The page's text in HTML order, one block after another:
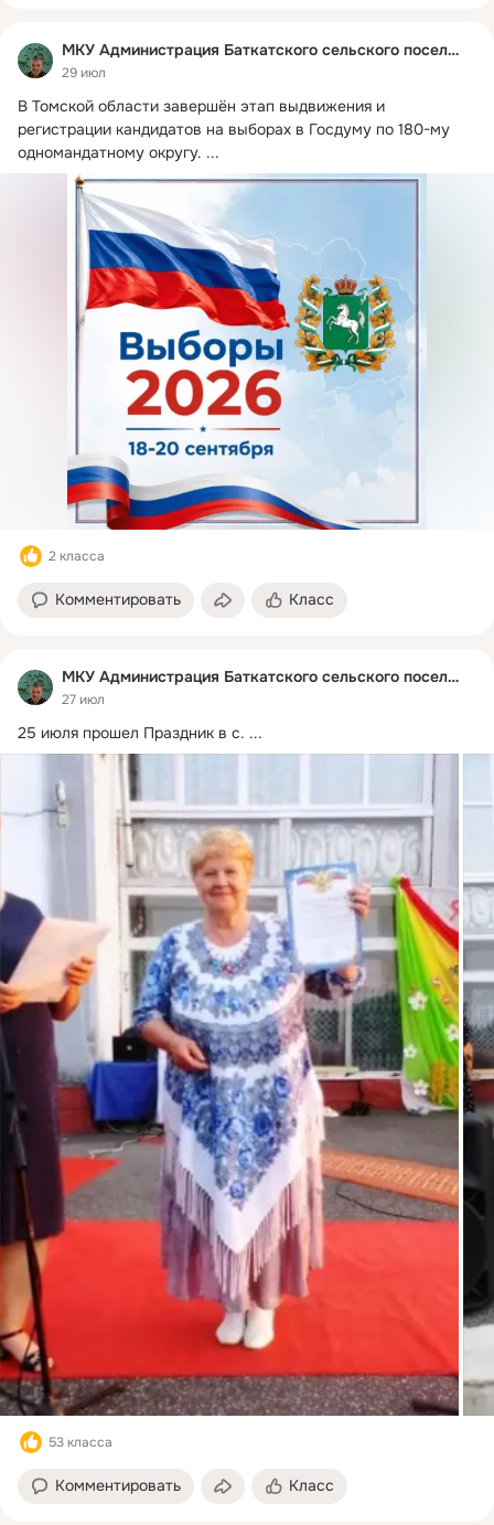
МКУ Администрация Баткатского сельского поселения
29 июл
В Томской области завершён этап выдвижения и
регистрации кандидатов на выборах в Госдуму по 180-му
одномандатному округу. ...
2 класса
Комментировать Класс
МКУ Администрация Баткатского сельского поселения
27 июл
25 июля прошел Праздник в с. ...
53 класса
Комментировать Класс